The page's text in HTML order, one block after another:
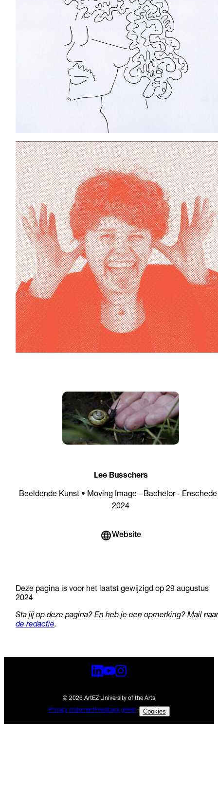
Lee Busschers
Beeldende Kunst • Moving Image - Bachelor - Enschede
2024
Website
Deze pagina is voor het laatst gewijzigd op 29 augustus
2024
Sta jij op deze pagina? En heb je een opmerking? Mail naar
de redactie.
© 2026 ArtEZ University of the Arts
Privacy statementFeedback geven- Cookies